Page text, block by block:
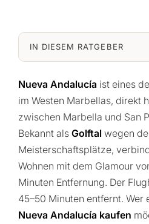
IN DIESEM RATGEBER
Nueva Andalucía ist eines
im Westen Marbellas, direkt
zwischen Marbella und San
Bekannt als Golftal wegen
Meisterschaftsplätze,
Wohnen mit dem Glamour
Minuten Entfernung. Der
45–50 Minuten entfernt. Wer
Nueva Andalucía kaufen